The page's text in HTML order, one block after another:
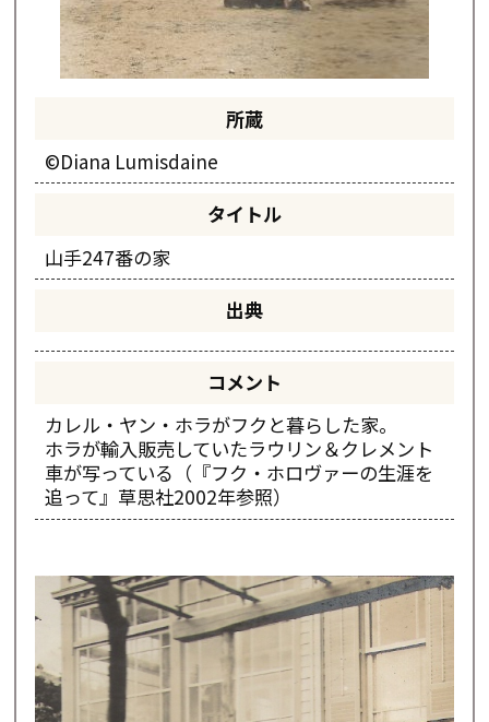
所蔵
©Diana Lumisdaine
タイトル
山手247番の家
出典
コメント
カレル・ヤン・ホラがフクと暮らした家。
ホラが輸入販売していたラウリン＆クレメント
車が写っている（『フク・ホロヴァーの生涯を
追って』草思社2002年参照）